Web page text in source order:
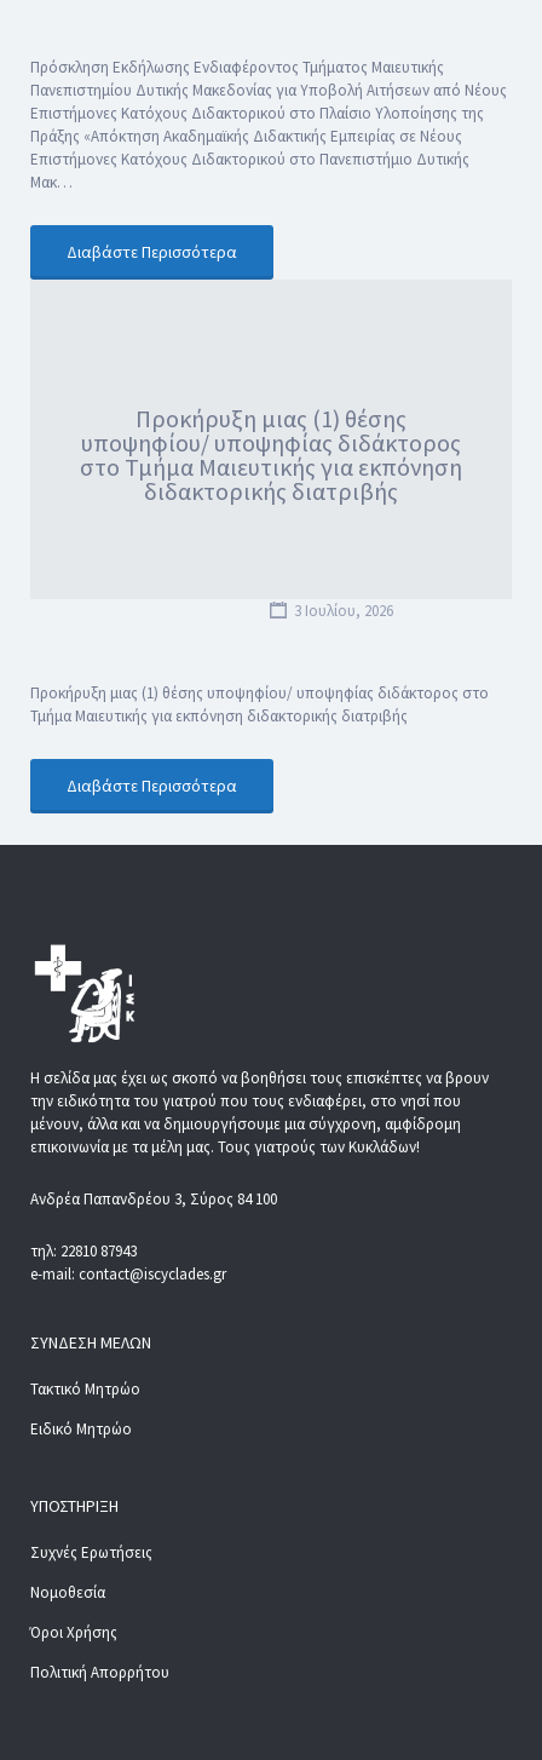
Πρόσκληση Εκδήλωσης Ενδιαφέροντος Τμήματος Μαιευτικής
Πανεπιστημίου Δυτικής Μακεδονίας για Υποβολή Αιτήσεων από Νέους
Επιστήμονες Κατόχους Διδακτορικού στο Πλαίσιο Υλοποίησης της
Πράξης «Απόκτηση Ακαδημαϊκής Διδακτικής Εμπειρίας σε Νέους
Επιστήμονες Κατόχους Διδακτορικού στο Πανεπιστήμιο Δυτικής
Μακ…
Διαβάστε Περισσότερα
Προκήρυξη μιας (1) θέσης
υποψηφίου/ υποψηφίας διδάκτορος
στο Τμήμα Μαιευτικής για εκπόνηση
διδακτορικής διατριβής
3 Ιουλίου, 2026
Προκήρυξη μιας (1) θέσης υποψηφίου/ υποψηφίας διδάκτορος στο
Τμήμα Μαιευτικής για εκπόνηση διδακτορικής διατριβής
Διαβάστε Περισσότερα
Η σελίδα μας έχει ως σκοπό να βοηθήσει τους επισκέπτες να βρουν
την ειδικότητα του γιατρού που τους ενδιαφέρει, στο νησί που
μένουν, άλλα και να δημιουργήσουμε μια σύγχρονη, αμφίδρομη
επικοινωνία με τα μέλη μας. Τους γιατρούς των Κυκλάδων!
Ανδρέα Παπανδρέου 3, Σύρος 84 100
τηλ: 22810 87943
e-mail: contact@iscyclades.gr
ΣΎΝΔΕΣΗ ΜΕΛΏΝ
Τακτικό Μητρώο
Ειδικό Μητρώο
ΥΠΟΣΤΉΡΙΞΗ
Συχνές Ερωτήσεις
Νομοθεσία
Όροι Χρήσης
Πολιτική Απορρήτου